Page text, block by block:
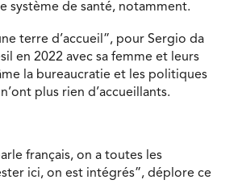
système de santé, notamment.
terre d’accueil”, pour Sergio da
en 2022 avec sa femme et leurs
la bureaucratie et les politiques
plus rien d’accueillants.
français, on a toutes les
ici, on est intégrés”, déplore ce